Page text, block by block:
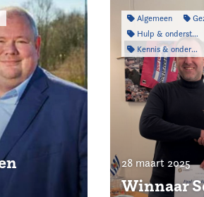
Algemeen
Hulp & ondersteuning
Kennis & onderzoek
28 maart 2025
Winnaar